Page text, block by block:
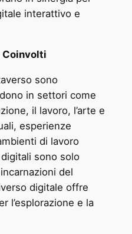
interattivo e
sono
in settori come
il lavoro, l’arte e
esperienze
di lavoro
sono solo
del
digitale offre
l’esplorazione e la